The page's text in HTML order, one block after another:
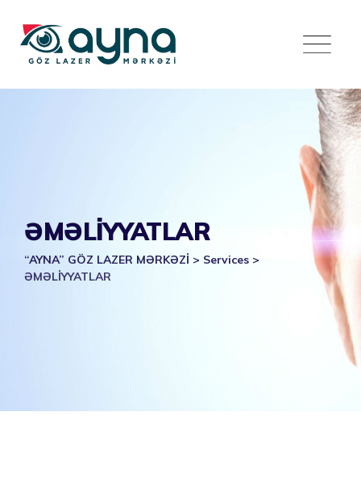
content
ƏMƏLİYYATLAR
“AYNA” GÖZ LAZER MƏRKƏZİ > Services >
ƏMƏLİYYATLAR